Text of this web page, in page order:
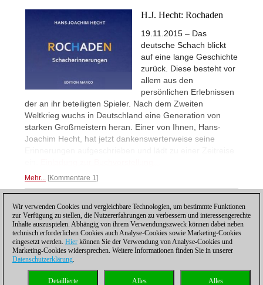
H.J. Hecht: Rochaden
19.11.2015 – Das
deutsche Schach blickt
auf eine lange Geschichte
zurück. Diese besteht vor
allem aus den
persönlichen Erlebnissen
der an ihr beteiligten Spieler. Nach dem Zweiten
Weltkrieg wuchs in Deutschland eine Generation von
starken Großmeistern heran. Einer von Ihnen, Hans-
Joachim Hecht, hat jetzt dankenswerterweise seine
Mehr... Kommentare 1
1
Datenschutzhinweis| Kontakt| |Lizenzen
Wir verwenden Cookies und vergleichbare Technologien, um bestimmte Funktionen
zur Verfügung zu stellen, die Nutzererfahrungen zu verbessern und interessengerechte
Inhalte auszuspielen. Abhängig von ihrem Verwendungszweck können dabei neben
technisch erforderlichen Cookies auch Analyse-Cookies sowie Marketing-Cookies
eingesetzt werden. Hier können Sie der Verwendung von Analyse-Cookies und
Marketing-Cookies widersprechen. Weitere Informationen finden Sie in unserer
Datenschutzerklärung.
Alles
Alles
Detaillierte